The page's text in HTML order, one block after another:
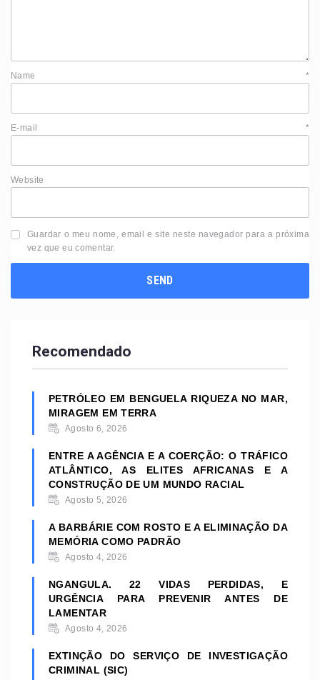
Name *
E-mail *
Website
Guardar o meu nome, email e site neste navegador para a próxima
vez que eu comentar.
Recomendado
PETRÓLEO EM BENGUELA RIQUEZA NO MAR,
MIRAGEM EM TERRA
Agosto 6, 2026
ENTRE A AGÊNCIA E A COERÇÃO: O TRÁFICO
ATLÂNTICO, AS ELITES AFRICANAS E A
CONSTRUÇÃO DE UM MUNDO RACIAL
Agosto 5, 2026
A BARBÁRIE COM ROSTO E A ELIMINAÇÃO DA
MEMÓRIA COMO PADRÃO
Agosto 4, 2026
NGANGULA. 22 VIDAS PERDIDAS, E
URGÊNCIA PARA PREVENIR ANTES DE
LAMENTAR
Agosto 4, 2026
EXTINÇÃO DO SERVIÇO DE INVESTIGAÇÃO
CRIMINAL (SIC)